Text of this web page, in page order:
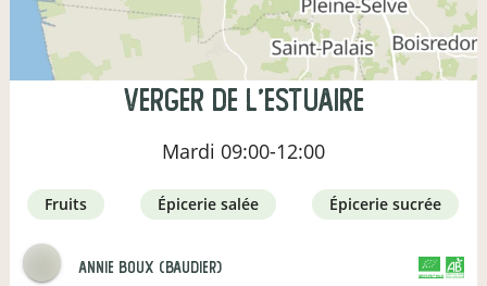
Verger de l'estuaire
Mardi 09:00-12:00
fruits épicerie salée épicerie sucrée
annie boux (baudier)